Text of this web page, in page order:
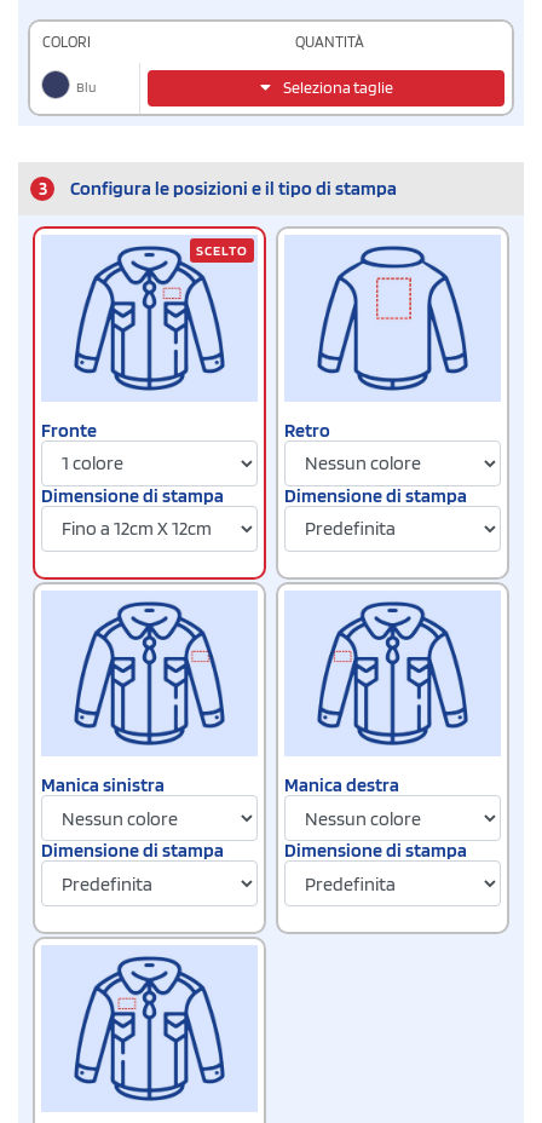
COLORI QUANTITÀ
Blu Seleziona taglie
3 Configura le posizioni e il tipo di stampa
Fronte
Dimensione di stampa
SCELTO
Retro
Dimensione di stampa
Manica sinistra
Dimensione di stampa
Manica destra
Dimensione di stampa